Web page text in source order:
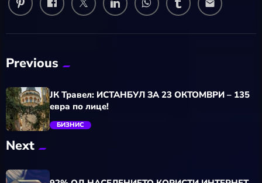
email
Previous
trending_flat
ЈК Травел: ИСТАНБУЛ ЗА 23 ОКТОМВРИ – 135
евра по лице!
БИЗНИС
Next